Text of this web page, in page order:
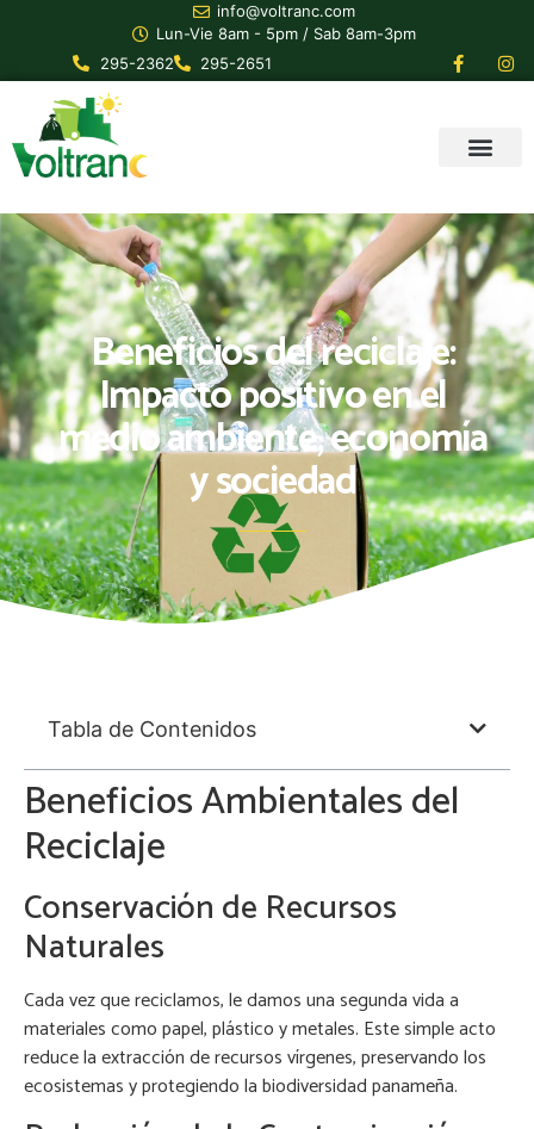
info@voltranc.com
Lun-Vie 8am - 5pm / Sab 8am-3pm
295-2362
295-2651
Beneficios del reciclaje:
Impacto positivo en el
medio ambiente, economía
y sociedad
Tabla de Contenidos
Beneficios Ambientales del
Reciclaje
Conservación de Recursos
Naturales
Cada vez que reciclamos, le damos una segunda vida a
materiales como papel, plástico y metales. Este simple acto
reduce la extracción de recursos vírgenes, preservando los
ecosistemas y protegiendo la biodiversidad panameña.